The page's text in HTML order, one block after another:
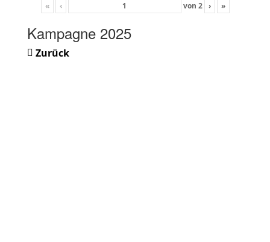
« ‹ von 2 › »
Kampagne 2025
Zurück